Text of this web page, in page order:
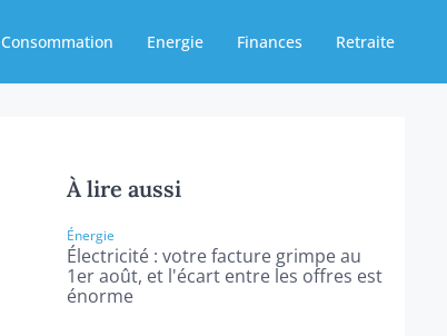
Consommation Energie Finances Retraite
À lire aussi
Énergie
Électricité : votre facture grimpe au
1er août, et l'écart entre les offres est
énorme